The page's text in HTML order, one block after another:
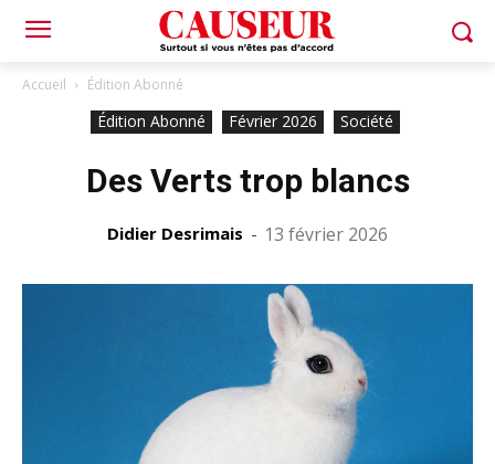
Accueil Édition Abonné
Édition Abonné Février 2026 Société
Des Verts trop blancs
Didier Desrimais - 13 février 2026